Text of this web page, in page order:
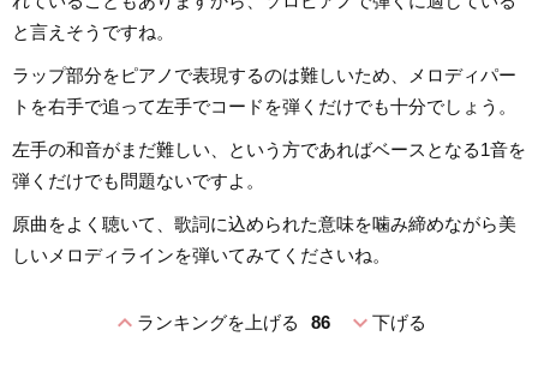
と言えそうですね。
ラップ部分をピアノで表現するのは難しいため、メロディパー
トを右手で追って左手でコードを弾くだけでも十分でしょう。
左手の和音がまだ難しい、という方であればベースとなる1音を
弾くだけでも問題ないですよ。
原曲をよく聴いて、歌詞に込められた意味を噛み締めながら美
しいメロディラインを弾いてみてくださいね。
expand_lessランキングを上げる 86 expand_more下げる